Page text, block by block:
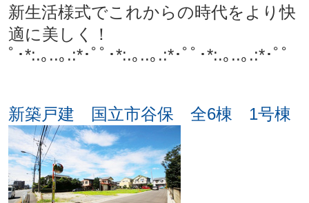
新生活様式でこれからの時代をより快
適に美しく！
ﾟ･*:.｡..｡.:*･ﾟﾟ･*:.｡..｡.:*･ﾟﾟ･*:.｡..｡.:*･ﾟﾟ
新築戸建 国立市谷保 全6棟 1号棟